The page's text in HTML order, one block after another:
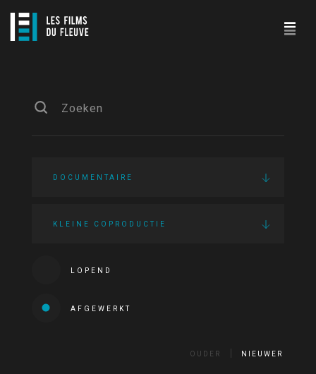
DOCUMENTAIRE
KLEINE COPRODUCTIE
LOPEND
AFGEWERKT
OUDER NIEUWER